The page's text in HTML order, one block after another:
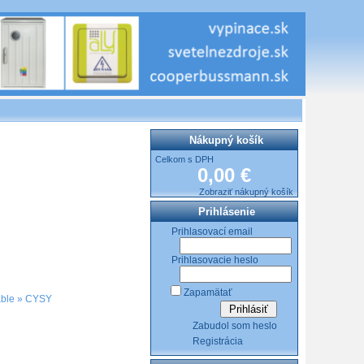
» CYSY
Nákupný košík
Celkom s DPH
0,00 €
Zobraziť nákupný košík
Prihlásenie
Prihlasovací email
Prihlasovacie heslo
Zapamätať
Zabudol som heslo
Registrácia